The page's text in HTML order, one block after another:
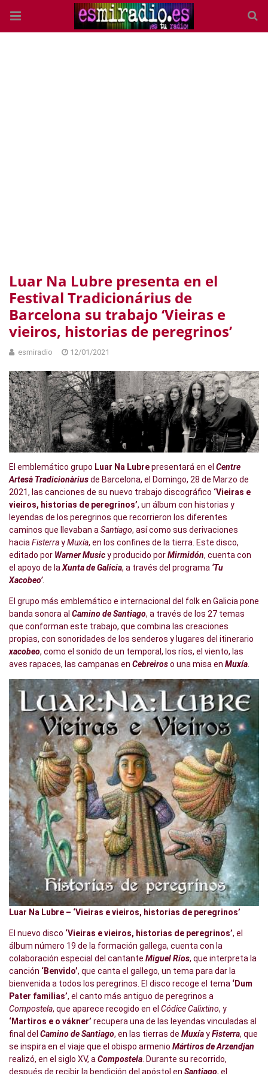
Luar Na Lubre presenta en el
Festival Tradicionárius de
Barcelona su trabajo ‘Vieiras e
vieiros, historias de peregrinos’
esmiradio 12/01/2021
El emblemático grupo Luar Na Lubrepresentará en el Centre
Artesà Tradicionàriusde Barcelona, el Domingo, 28 de Marzo de
2021, las canciones de su nuevo trabajo discográfico ‘Vieiras e
vieiros, historias de peregrinos’, un álbum con historias y
leyendas de los peregrinos que recorrieron los diferentes
caminos que llevaban aSantiago, así como sus derivaciones
haciaFisterrayMuxía, en los confines de la tierra. Este disco,
editado por Warner Musicy producido porMirmidón, cuenta con
el apoyo de laXunta de Galicia, a través del programa ‘Tu
Xacobeo’.
El grupo más emblemático e internacional del folk en Galicia pone
banda sonora al Camino de Santiago, a través de los 27 temas
que conforman este trabajo, que combina las creaciones
propias, con sonoridades de los senderos y lugares del itinerario
xacobeo, como el sonido de un temporal, los ríos, el viento, las
aves rapaces, las campanas en Cebreiroso una misa en Muxía.
Luar Na Lubre – ‘Vieiras e vieiros, historias de peregrinos’
El nuevo disco ‘Vieiras e vieiros, historias de peregrinos’, el
álbum número 19 de la formación gallega, cuenta con la
colaboración especial del cantante Miguel Ríos, que interpreta la
canción ‘Benvido’, que canta el gallego, un tema para dar la
bienvenida a todos los peregrinos. El disco recoge el tema ‘Dum
Pater familias’, el canto más antiguo de peregrinos a
Compostela, que aparece recogido en el Códice Calixtino, y
‘Martiros e o vákner’ recupera una de las leyendas vinculadas al
final del Camino de Santiago, en las tierras de MuxíayFisterra, que
se inspira en el viaje que el obispo armenio Mártiros de Arzendjan
realizó, en el siglo XV, a Compostela . Durante su recorrido,
después de recibir la bendición del apóstol en Santiago, el